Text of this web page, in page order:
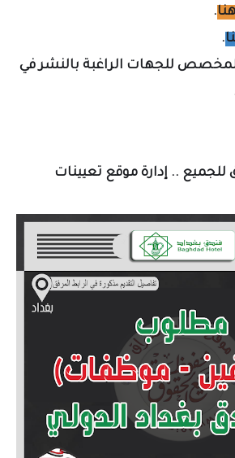
.
.
المخصص للجهات الراغبة بالنشر في
للجميع .. إدارة موقع تعيينات